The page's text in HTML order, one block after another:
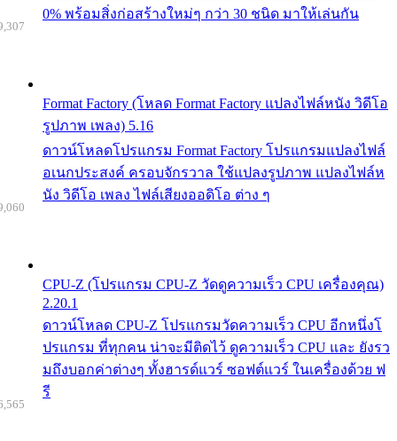
0% พร้อมสิ่งก่อสร้างใหม่ๆ กว่า 30 ชนิด มาให้เล่นกัน
Format Factory (โหลด Format Factory แปลงไฟล์หนัง วิดีโอ
รูปภาพ เพลง) 5.16
ดาวน์โหลดโปรแกรม Format Factory โปรแกรมแปลงไฟล์
อเนกประสงค์ ครอบจักรวาล ใช้แปลงรูปภาพ แปลงไฟล์ห
นัง วิดีโอ เพลง ไฟล์เสียงออดิโอ ต่าง ๆ
CPU-Z (โปรแกรม CPU-Z วัดดูความเร็ว CPU เครื่องคุณ)
2.20.1
ดาวน์โหลด CPU-Z โปรแกรมวัดความเร็ว CPU อีกหนึ่งโ
ปรแกรม ที่ทุกคน น่าจะมีติดไว้ ดูความเร็ว CPU และ ยังรว
มถึงบอกค่าต่างๆ ทั้งฮารด์แวร์ ซอฟต์แวร์ ในเครื่องด้วย ฟ
รี